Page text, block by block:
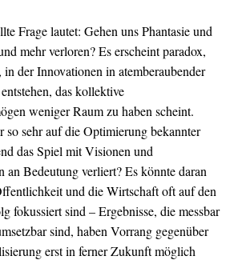
Frage lautet: Gehen uns Phantasie und
mehr verloren? Es erscheint paradox,
der Innovationen in atemberaubender
das kollektive
weniger Raum zu haben scheint.
so sehr auf die Optimierung bekannter
das Spiel mit Visionen und
an Bedeutung verliert? Es könnte daran
und die Wirtschaft oft auf den
fokussiert sind – Ergebnisse, die messbar
sind, haben Vorrang gegenüber
erst in ferner Zukunft möglich